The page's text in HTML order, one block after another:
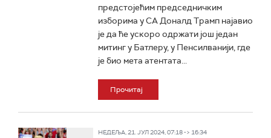
предстојећим председничким
изборима у СА Доналд Трамп најавио
је да ће ускоро одржати још један
митинг у Батлеру, у Пенсилванији, где
је био мета атентата...
Прочитај
НЕДЕЉА, 21. ЈУЛ 2024, 07:18 -> 16:34